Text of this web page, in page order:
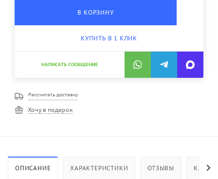
В КОРЗИНУ
КУПИТЬ В 1 КЛИК
НАПИСАТЬ СООБЩЕНИЕ
Рассчитать доставку
Хочу в подарок
ОПИСАНИЕ ХАРАКТЕРИСТИКИ ОТЗЫВЫ КАК